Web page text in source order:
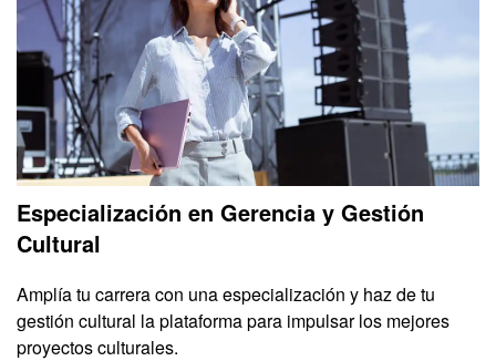
Especialización en Gerencia y Gestión
Cultural
Amplía tu carrera con una especialización y haz de tu
gestión cultural la plataforma para impulsar los mejores
proyectos culturales.